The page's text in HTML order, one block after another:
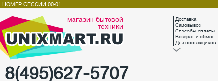
магазин бытовой
техники
8(495)627-5707
Доставка
Самовывоз
Способы оплаты
Возврат и обмен
Для поставщиков
НОМЕР СЕССИИ 00-01